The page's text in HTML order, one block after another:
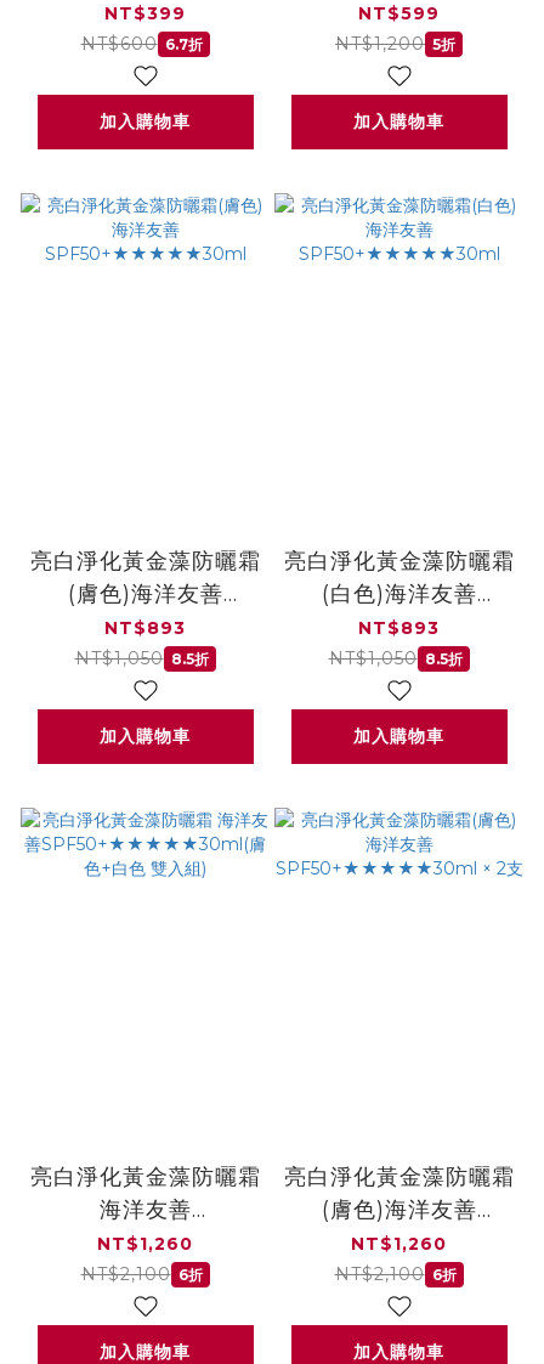
NT$399
NT$600 6.7折
加入購物車
NT$599
NT$1,200 5折
加入購物車
亮白淨化黃金藻防曬霜
(膚色)海洋友善
SPF50+★★★★★30ml
NT$893
NT$1,050 8.5折
加入購物車
亮白淨化黃金藻防曬霜
(白色)海洋友善
NT$893
NT$1,050 8.5折
加入購物車
亮白淨化黃金藻防曬霜
海洋友善
SPF50+★★★★★30ml(膚
色+白色 雙入組)
NT$1,260
NT$2,100 6折
加入購物車
亮白淨化黃金藻防曬霜
(膚色)海洋友善
× 2支
NT$1,260
NT$2,100 6折
加入購物車